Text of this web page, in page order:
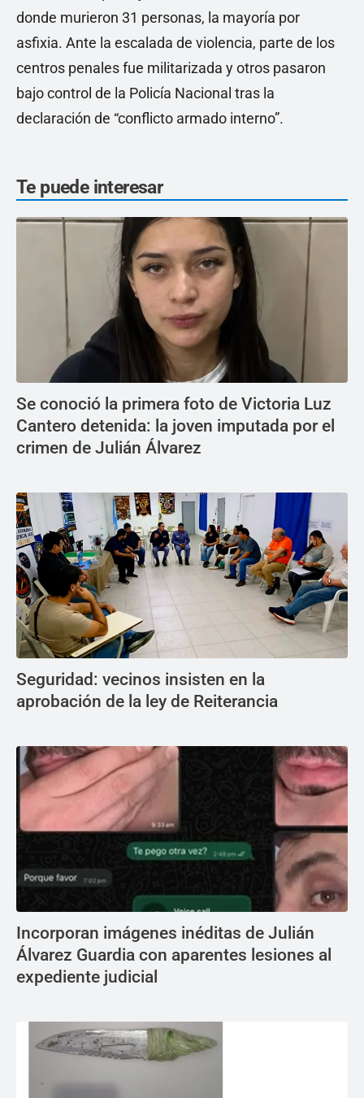
donde murieron 31 personas, la mayoría por
asfixia. Ante la escalada de violencia, parte de los
centros penales fue militarizada y otros pasaron
bajo control de la Policía Nacional tras la
declaración de “conflicto armado interno”.
Te puede interesar
Se conoció la primera foto de Victoria Luz
Cantero detenida: la joven imputada por el
crimen de Julián Álvarez
Seguridad: vecinos insisten en la
aprobación de la ley de Reiterancia
Incorporan imágenes inéditas de Julián
Álvarez Guardia con aparentes lesiones al
expediente judicial